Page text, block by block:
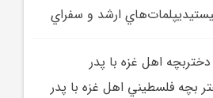
ارشد و سفراي
اهل غزه با پدر
بچه فلسطيني اهل غزه با پدر